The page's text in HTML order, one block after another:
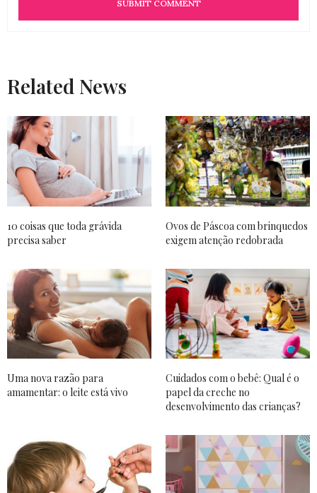
Related News
10 coisas que toda grávida
precisa saber
Ovos de Páscoa com brinquedos
exigem atenção redobrada
Uma nova razão para
amamentar: o leite está vivo
Cuidados com o bebê: Qual é o
papel da creche no
desenvolvimento das crianças?